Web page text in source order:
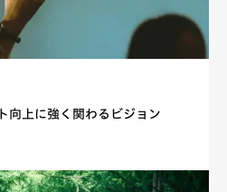
向上に強く関わるビジョン